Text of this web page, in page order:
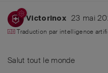
Victorinox 23 mai
Traduction par intelligence
Salut tout le monde